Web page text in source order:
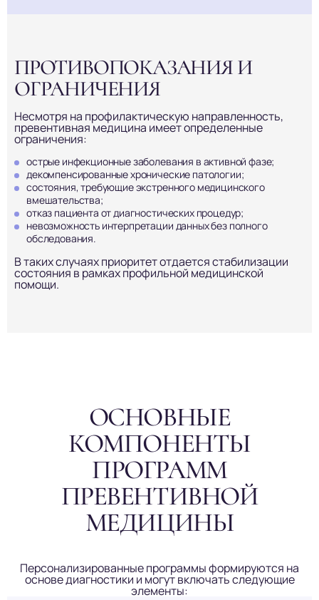
ПРОТИВОПОКАЗАНИЯ И
ОГРАНИЧЕНИЯ
Несмотря на профилактическую направленность,
превентивная медицина имеет определенные
ограничения:
острые инфекционные заболевания в активной фазе;
декомпенсированные хронические патологии;
состояния, требующие экстренного медицинского
вмешательства;
отказ пациента от диагностических процедур;
невозможность интерпретации данных без полного
обследования.
В таких случаях приоритет отдается стабилизации
состояния в рамках профильной медицинской
помощи.
ОСНОВНЫЕ
КОМПОНЕНТЫ
ПРОГРАММ
ПРЕВЕНТИВНОЙ
МЕДИЦИНЫ
Персонализированные программы формируются на
основе диагностики и могут включать следующие
элементы: